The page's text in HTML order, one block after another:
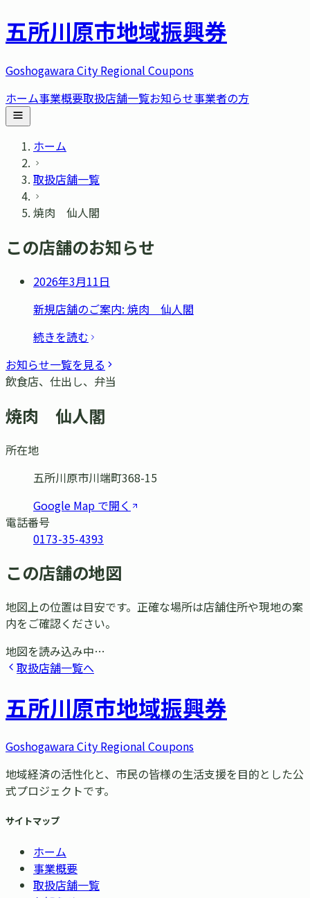
五所川原市地域振興券
Goshogawara City Regional Coupons
ホーム事業概要取扱店舗一覧お知らせ事業者の方
ホーム
取扱店舗一覧
焼肉 仙人閣
この店舗のお知らせ
2026年3月11日
新規店舗のご案内: 焼肉 仙人閣
続きを読む
お知らせ一覧を見る
飲食店、仕出し、弁当
焼肉 仙人閣
所在地
五所川原市川端町368-15
Google Map で開く
電話番号
0173-35-4393
この店舗の地図
地図上の位置は目安です。正確な場所は店舗住所や現地の案
内をご確認ください。
地図を読み込み中…
取扱店舗一覧へ
五所川原市地域振興券
Goshogawara City Regional Coupons
地域経済の活性化と、市民の皆様の生活支援を目的とした公
式プロジェクトです。
サイトマップ
ホーム
事業概要
取扱店舗一覧